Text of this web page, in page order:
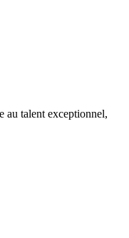
au talent exceptionnel,